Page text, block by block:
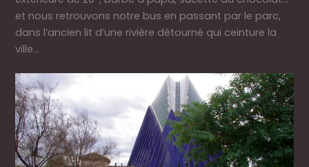
et nous retrouvons notre bus en passant par le parc,
dans l’ancien lit d’une rivière détourné qui ceinture la
ville…